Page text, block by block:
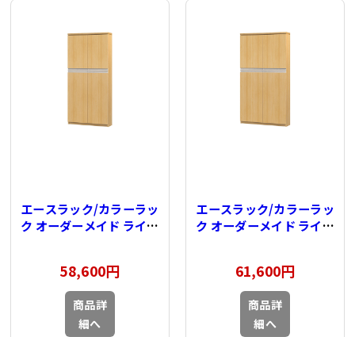
エースラック/カラーラッ
ク オーダーメイド ライン
70cm（タフタイプ）
58,600円
商品詳
細へ
エースラック/カラーラッ
ク オーダーメイド ライン
80cm（タフタイプ）
61,600円
商品詳
細へ